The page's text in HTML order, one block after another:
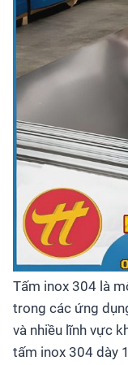
Tấm inox 304 là
trong các ứng
và nhiều lĩnh vực
tấm inox 304 dày